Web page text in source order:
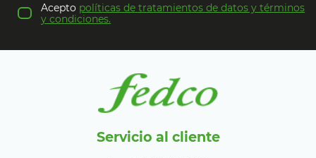
Acepto políticas de tratamientos de datos y términos
y condiciones.
Servicio al cliente